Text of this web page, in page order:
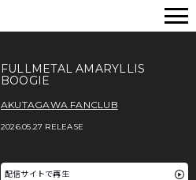
FULLMETAL AMARYLLIS
BOOGIE
AKUTAGAWA FANCLUB
2026.05.27 RELEASE
配信サイトで再生